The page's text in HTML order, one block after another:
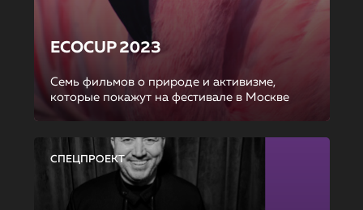
ECOCUP 2023
Семь фильмов о природе и активизме,
которые покажут на фестивале в Москве
СПЕЦПРОЕКТ